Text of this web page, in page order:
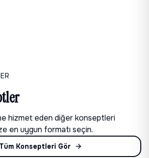
hizmet eden diğer konseptleri
en uygun formatı seçin.
Tüm Konseptleri Gör